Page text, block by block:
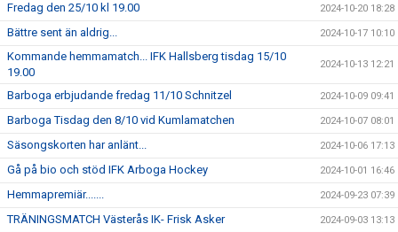
Fredag den 25/10 kl 19.00 2024-10-20 18:28
Bättre sent än aldrig... 2024-10-17 10:10
Kommande hemmamatch... IFK Hallsberg tisdag 15/10
19.00
2024-10-13 12:21
Barboga erbjudande fredag 11/10 Schnitzel 2024-10-09 09:41
Barboga Tisdag den 8/10 vid Kumlamatchen 2024-10-07 08:01
Säsongskorten har anlänt... 2024-10-06 17:13
Gå på bio och stöd IFK Arboga Hockey 2024-10-01 16:46
Hemmapremiär....... 2024-09-23 07:39
TRÄNINGSMATCH Västerås IK- Frisk Asker 2024-09-03 13:13